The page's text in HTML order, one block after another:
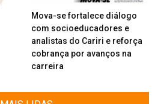
Mova-se fortalece diálogo
com socioeducadores e
analistas do Cariri e reforça
cobrança por avanços na
carreira